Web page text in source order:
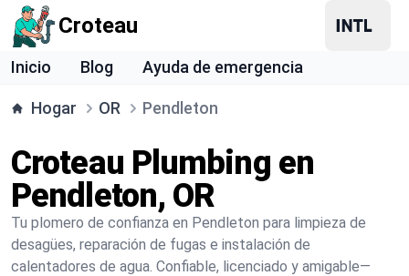
Croteau
Inicio Blog Ayuda de emergencia
Hogar OR Pendleton
Croteau Plumbing en
Pendleton, OR
Tu plomero de confianza en Pendleton para limpieza de
desagües, reparación de fugas e instalación de
calentadores de agua. Confiable, licenciado y amigable—